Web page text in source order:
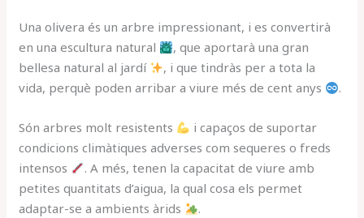
Una olivera és un arbre impressionant, i es convertirà
en una escultura natural
, que aportarà una gran
bellesa natural al jardí
, i que tindràs per a tota la
vida, perquè poden arribar a viure més de cent anys
.
Són arbres molt resistents
i capaços de suportar
condicions climàtiques adverses com sequeres o freds
intensos
. A més, tenen la capacitat de viure amb
petites quantitats d’aigua, la qual cosa els permet
adaptar-se a ambients àrids
.